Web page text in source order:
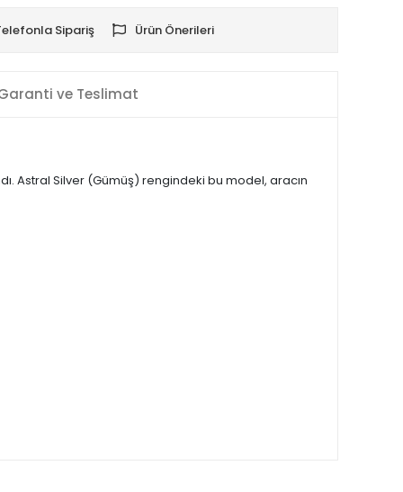
Sipariş Ürün Önerileri
ve Teslimat
Astral Silver (Gümüş) rengindeki bu model, aracın